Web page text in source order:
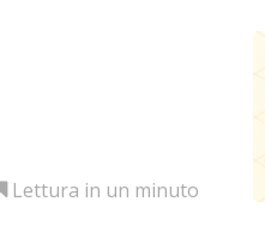
Lettura in un minuto